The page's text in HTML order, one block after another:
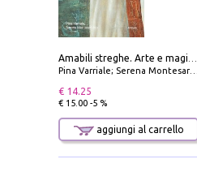
Amabili streghe. Arte e magie di Leonora Carrington e Remedios Varo
Pina Varriale; Serena Montesarchio
€ 14.25
€ 15.00 -5 %
aggiungi al carrello